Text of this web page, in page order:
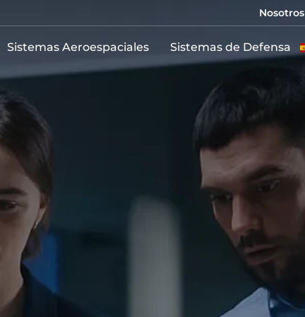
Nosotros
Sistemas Aeroespaciales Sistemas de Defensa